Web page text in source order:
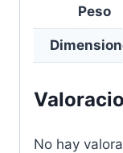
Peso
No hay